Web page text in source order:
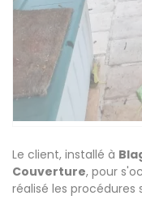
Le client, installé à
Couverture, pour
réalisé les procédures